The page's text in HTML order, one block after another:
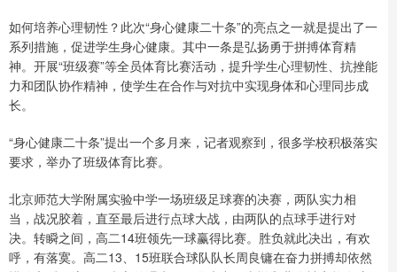
如何培养心理韧性？此次“身心健康二十条”的亮点之一就是提出了一
系列措施，促进学生身心健康。其中一条是弘扬勇于拼搏体育精
神。开展“班级赛”等全员体育比赛活动，提升学生心理韧性、抗挫能
力和团队协作精神，使学生在合作与对抗中实现身体和心理同步成
长。
“身心健康二十条”提出一个多月来，记者观察到，很多学校积极落实
要求，举办了班级体育比赛。
北京师范大学附属实验中学一场班级足球赛的决赛，两队实力相
当，战况胶着，直至最后进行点球大战，由两队的点球手进行对
决。转瞬之间，高二14班领先一球赢得比赛。胜负就此决出，有欢
呼，有落寞。高二13、15班联合球队队长周良镛在奋力拼搏却依然